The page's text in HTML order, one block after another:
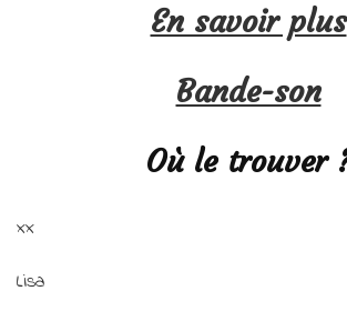
En savoir plus
Bande-son
Où le trouver
xx
Lisa